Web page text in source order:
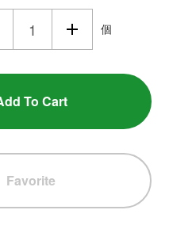
個
To Cart
Favorite